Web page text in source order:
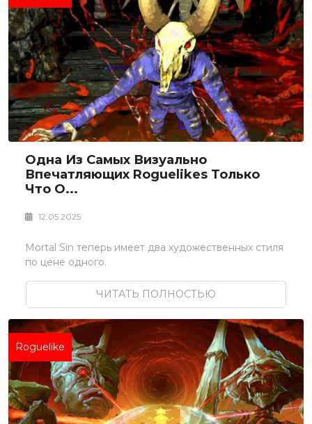
Одна Из Самых Визуально
Впечатляющих Roguelikes Только
Что О...
12.05.2025
Mortal Sin теперь имеет два художественных стиля
по цене одного.
ЧИТАТЬ ПОЛНОСТЬЮ
Roguelike